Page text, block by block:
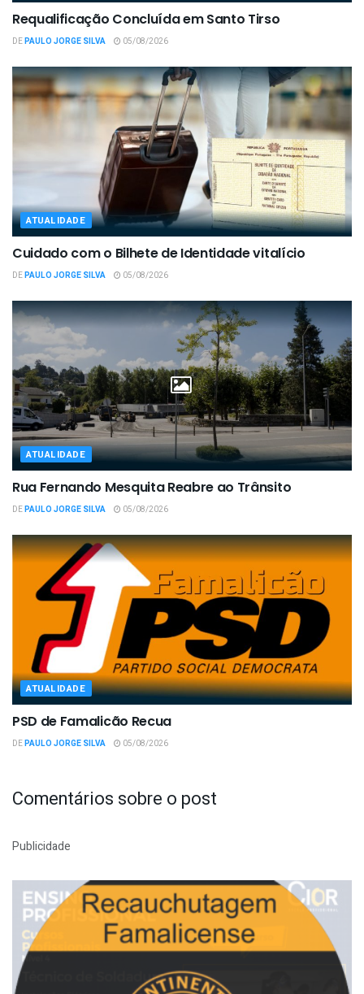
Requalificação Concluída em Santo Tirso
DEPAULO JORGE SILVA 05/08/2026
ATUALIDADE
Cuidado com o Bilhete de Identidade vitalício
DEPAULO JORGE SILVA 05/08/2026
ATUALIDADE
Rua Fernando Mesquita Reabre ao Trânsito
DEPAULO JORGE SILVA 05/08/2026
ATUALIDADE
PSD de Famalicão Recua
DEPAULO JORGE SILVA 05/08/2026
Comentários sobre o post
Publicidade